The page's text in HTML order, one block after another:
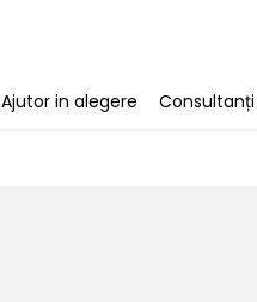
Ajutor in alegere